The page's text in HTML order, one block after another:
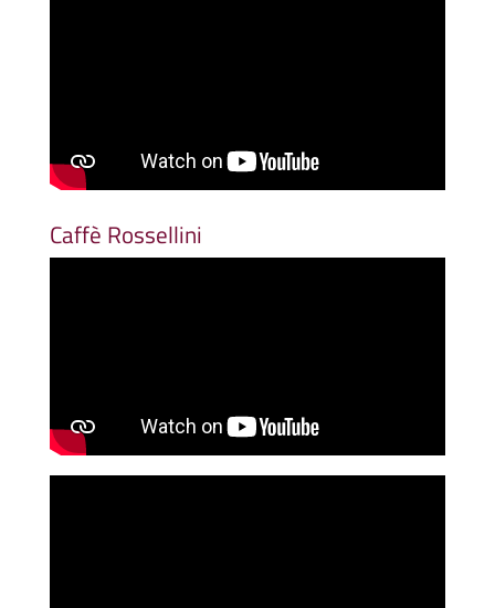
Caffè Rossellini